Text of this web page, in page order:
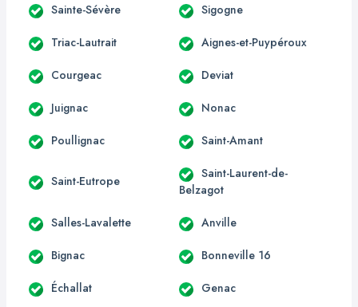
Sainte-Sévère Sigogne
Triac-Lautrait Aignes-et-Puypéroux
Courgeac Deviat
Juignac Nonac
Poullignac Saint-Amant
Saint-Eutrope
Saint-Laurent-de-
Belzagot
Salles-Lavalette Anville
Bignac Bonneville 16
Échallat Genac